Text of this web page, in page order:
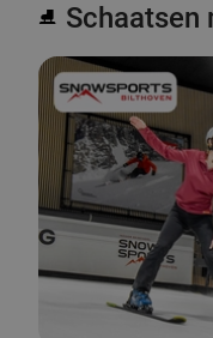
⛸️ Schaatsen